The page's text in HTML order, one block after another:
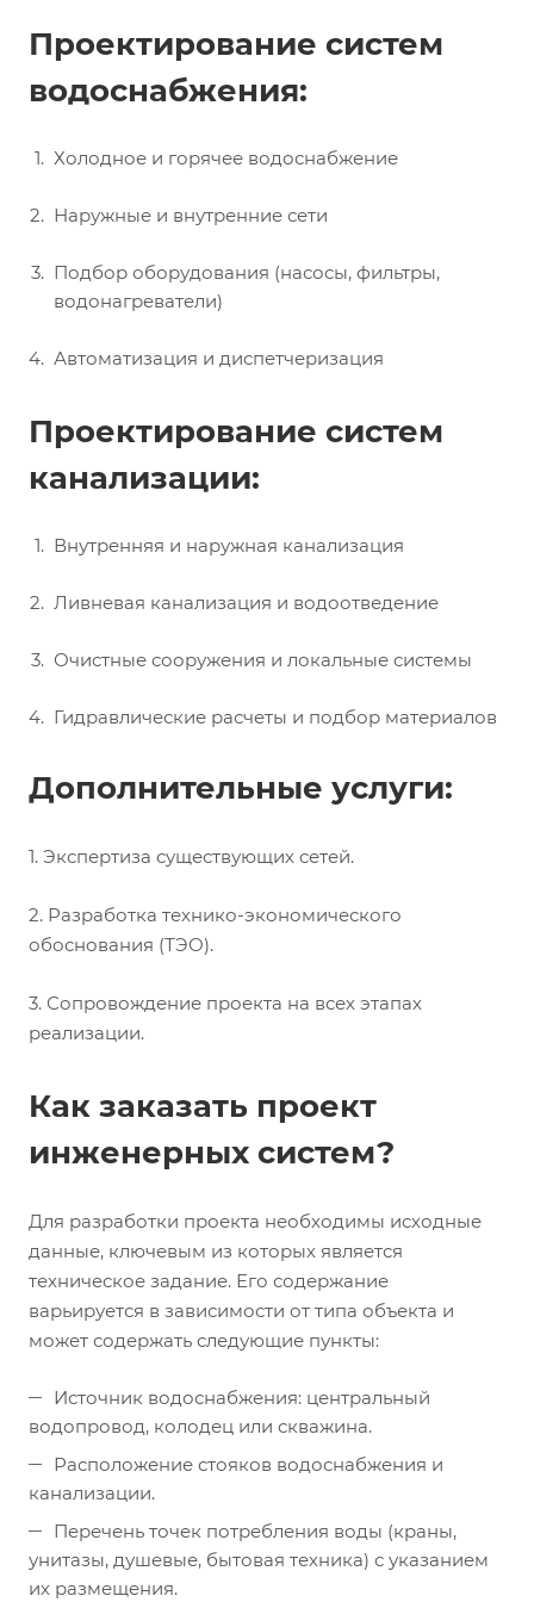
Проектирование систем
водоснабжения:
Холодное и горячее водоснабжение
Наружные и внутренние сети
Подбор оборудования (насосы, фильтры,
водонагреватели)
Автоматизация и диспетчеризация
Проектирование систем
канализации:
Внутренняя и наружная канализация
Ливневая канализация и водоотведение
Очистные сооружения и локальные системы
Гидравлические расчеты и подбор материалов
Дополнительные услуги:
1. Экспертиза существующих сетей.
2. Разработка технико-экономического
обоснования (ТЭО).
3. Сопровождение проекта на всех этапах
реализации.
Как заказать проект
инженерных систем?
Для разработки проекта необходимы исходные
данные, ключевым из которых является
техническое задание. Его содержание
варьируется в зависимости от типа объекта и
может содержать следующие пункты:
Источник водоснабжения: центральный
водопровод, колодец или скважина.
Расположение стояков водоснабжения и
канализации.
Перечень точек потребления воды (краны,
унитазы, душевые, бытовая техника) с указанием
их размещения.